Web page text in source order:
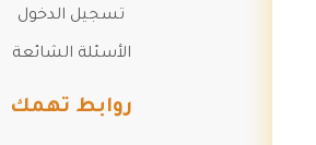
تسجيل الدخول
الأسئلة الشائعة
روابط تهمك